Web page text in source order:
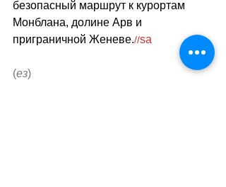
безопасный маршрут к курортам
Монблана, долине Арв и
приграничной Женеве.//sa
(ез)